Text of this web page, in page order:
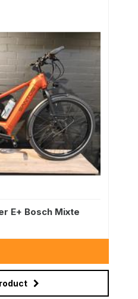
E+ Bosch Mixte